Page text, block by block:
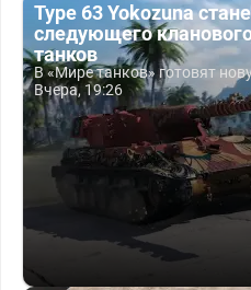
Type 63 Yokozuna
следующего
танков
В «Мире танков» готовят
Вчера, 19:26